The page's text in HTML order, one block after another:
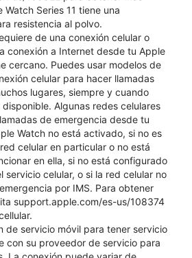
Watch Series 11 tiene una
resistencia al polvo.
de una conexión celular o
conexión a Internet desde tu Apple
cercano. Puedes usar modelos de
celular para hacer llamadas
lugares, siempre y cuando
Algunas redes celulares
de emergencia desde tu
Watch no está activado, si no es
celular en particular o no está
en ella, si no está configurado
servicio celular, o si la red celular no
por IMS. Para obtener
support.apple.com/es-us/108374
de servicio móvil para tener servicio
con su proveedor de servicio para